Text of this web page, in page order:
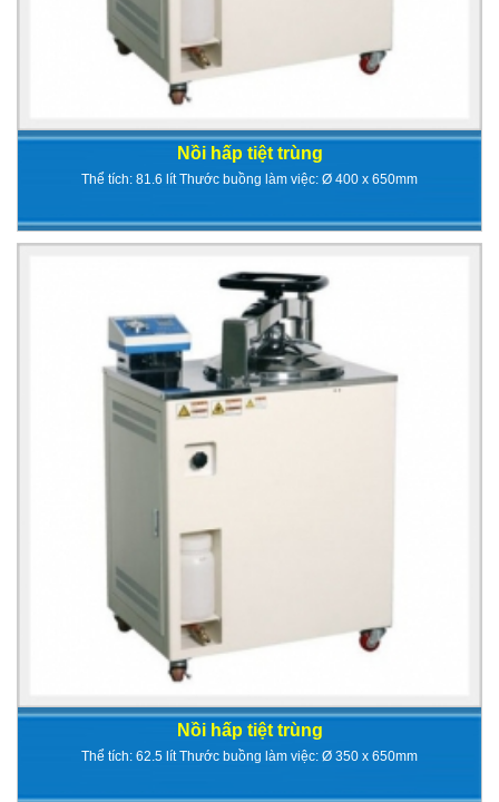
Nồi hấp tiệt trùng
Thể tích: 81.6 lít Thước buồng làm việc: Ø 400 x 650mm
Nồi hấp tiệt trùng
Thể tích: 62.5 lít Thước buồng làm việc: Ø 350 x 650mm